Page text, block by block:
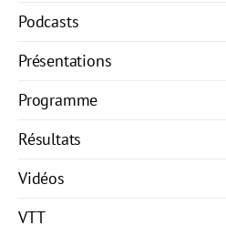
Podcasts
Présentations
Programme
Résultats
Vidéos
VTT